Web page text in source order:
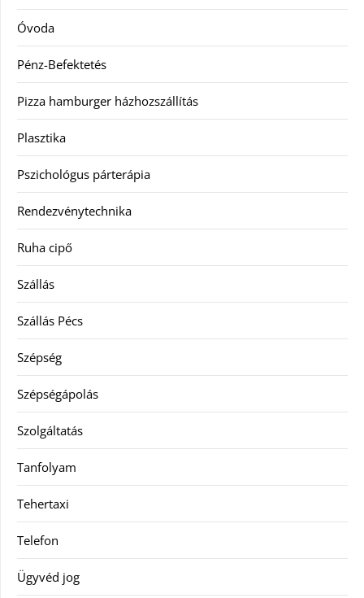
Óvoda
Pénz-Befektetés
Pizza hamburger házhozszállítás
Plasztika
Pszichológus párterápia
Rendezvénytechnika
Ruha cipő
Szállás
Szállás Pécs
Szépség
Szépségápolás
Szolgáltatás
Tanfolyam
Tehertaxi
Telefon
Ügyvéd jog